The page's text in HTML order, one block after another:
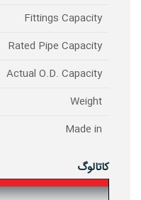
Fittings Capacity
Rated Pipe Capacity
Actual O.D. Capacity
Weight
Made in
کاتالوگ